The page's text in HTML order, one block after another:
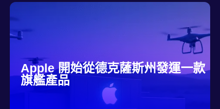
Apple 開始從德克薩斯州發運一款
旗艦產品